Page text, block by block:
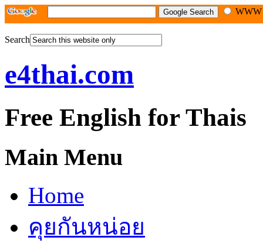
Search
e4thai.com
Free English for Thais
Main Menu
Home
คุยกันหน่อย